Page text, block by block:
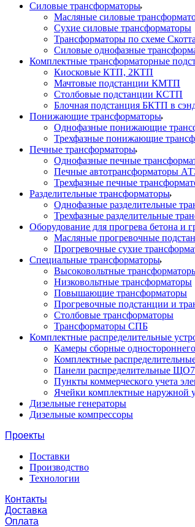
Силовые трансформаторы
Масляные силовые
Сухие силовые трансформаторы
Трансформаторы по схеме Скотта
Силовые однофазные
Комплектные трансформаторные
Киосковые КТП, 2КТП
Мачтовые подстанции КМТП
Столбовые подстанции КСТП
Блочная подстанция БКТП в
Понижающие трансформаторы
Однофазные понижающие
Трехфазные понижающие
Печные трансформаторы
Однофазные печные
Печные автотрансформаторы
Трехфазные печные
Разделительные трансформаторы
Однофазные разделительные
Трехфазные разделительные
Оборудование для прогрева бетона и
Масляные прогревочные
Прогревочные сухие
Специальные трансформаторы
Высоковольтные
Низковольтные трансформаторы
Повышающие трансформаторы
Прогревочные подстанции и
Столбовые трансформаторы
Трансформаторы СПБ
Комплектные распределительные
Камеры сборные
Комплектные
Панели распределительные
Пункты коммерческого учета
Ячейки комплектные наружной
Дизельные генераторы
Дизельные компрессоры
Проекты
Поставки
Производство
Технологии
Контакты
Доставка
Оплата